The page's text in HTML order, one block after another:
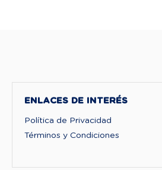
ENLACES DE INTERÉS
Política de Privacidad
Términos y Condiciones